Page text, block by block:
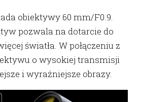
obiektywy 60 mm/F0.9.
pozwala na dotarcie do
światła. W połączeniu z
o wysokiej transmisji
i wyraźniejsze obrazy.